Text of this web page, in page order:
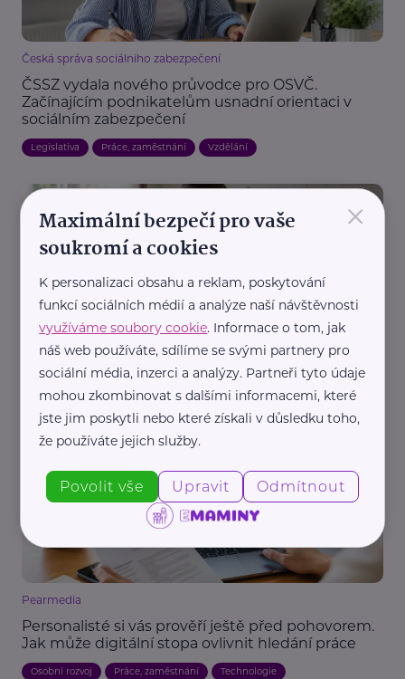
Česká správa sociálního zabezpečení
ČSSZ vydala nového průvodce pro OSVČ.
Začínajícím podnikatelům usnadní orientaci v
sociálním zabezpečení
Legislativa Práce, zaměstnání Vzdělání
Reklama
Jobni.cz
Jak si přivydělat na mateřské nebo rodičovské
bez ztráty nároku na dávky
Mateřství a rodičovství Práce, zaměstnání Žena
Pearmedia
Personalisté si vás prověří ještě před pohovorem.
Jak může digitální stopa ovlivnit hledání práce
Osobní rozvoj Práce, zaměstnání Technologie
×
Maximální bezpečí pro vaše
soukromí a cookies
K personalizaci obsahu a reklam, poskytování
funkcí sociálních médií a analýze naší návštěvnosti
využíváme soubory cookie. Informace o tom, jak
náš web používáte, sdílíme se svými partnery pro
sociální média, inzerci a analýzy. Partneři tyto údaje
mohou zkombinovat s dalšími informacemi, které
jste jim poskytli nebo které získali v důsledku toho,
že používáte jejich služby.
Povolit vše Upravit Odmítnout